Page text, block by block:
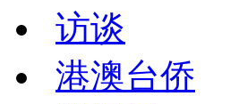
访谈
港澳台侨